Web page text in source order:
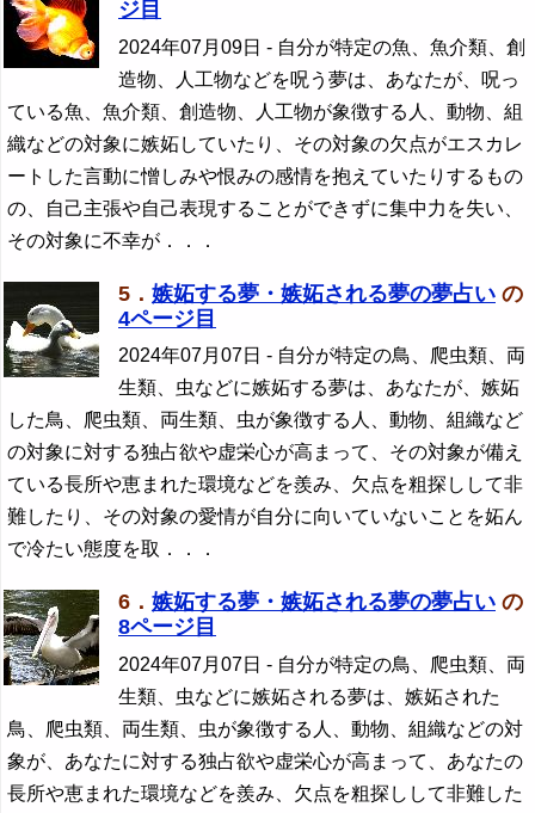
ジ目
2024年07月09日 - 自分が特定の魚、魚介類、創
造物、人工物などを呪う夢は、あなたが、呪っ
ている魚、魚介類、創造物、人工物が象徴する人、動物、組
織などの対象に嫉妬していたり、その対象の欠点がエスカレ
ートした言動に憎しみや恨みの感情を抱えていたりするもの
の、自己主張や自己表現することができずに集中力を失い、
その対象に不幸が．．．
5． 嫉妬する夢・嫉妬される夢の夢占い の
4ページ目
2024年07月07日 - 自分が特定の鳥、爬虫類、両
生類、虫などに嫉妬する夢は、あなたが、嫉妬
した鳥、爬虫類、両生類、虫が象徴する人、動物、組織など
の対象に対する独占欲や虚栄心が高まって、その対象が備え
ている長所や恵まれた環境などを羨み、欠点を粗探しして非
難したり、その対象の愛情が自分に向いていないことを妬ん
で冷たい態度を取．．．
6． 嫉妬する夢・嫉妬される夢の夢占い の
8ページ目
2024年07月07日 - 自分が特定の鳥、爬虫類、両
生類、虫などに嫉妬される夢は、嫉妬された
鳥、爬虫類、両生類、虫が象徴する人、動物、組織などの対
象が、あなたに対する独占欲や虚栄心が高まって、あなたの
長所や恵まれた環境などを羨み、欠点を粗探しして非難した